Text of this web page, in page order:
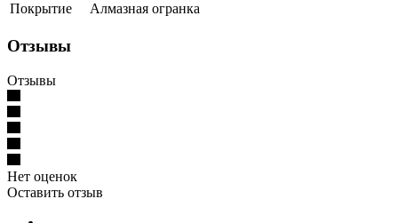
Покрытие
Алмазная огранка
Отзывы
Отзывы
Нет оценок
Оставить отзыв